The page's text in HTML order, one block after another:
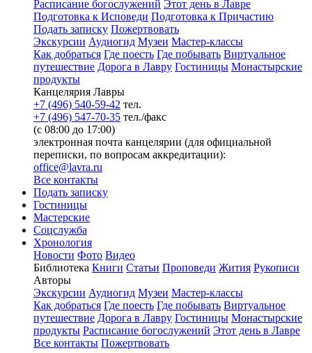
Расписание богослужений Этот день в Лавре
Подготовка к Исповеди Подготовка к Причастию
Подать записку Пожертвовать
Экскурсии Аудиогид Музеи Мастер-классы
Как добраться Где поесть Где побывать Виртуальное
путешествие Дорога в Лавру Гостиницы Монастырские
продукты
Канцелярия Лавры
+7 (496) 540-59-42 тел.
+7 (496) 547-70-35 тел./факс
(с 08:00 до 17:00)
электронная почта канцелярии (для официальной
переписки, по вопросам аккредитации):
office@lavra.ru
Все контакты
Подать записку
Гостиницы
Мастерские
Соцслужба
Хронология
Новости Фото Видео
Библиотека Книги Статьи Проповеди Жития Рукописи
Авторы
Экскурсии Аудиогид Музеи Мастер-классы
Как добраться Где поесть Где побывать Виртуальное
путешествие Дорога в Лавру Гостиницы Монастырские
продукты Расписание богослужений Этот день в Лавре
Все контакты Пожертвовать